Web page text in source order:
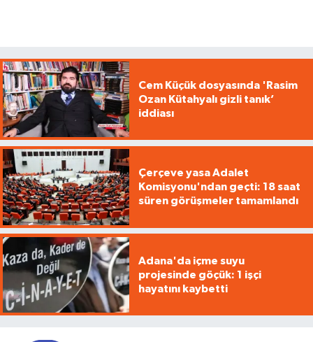
Cem Küçük dosyasında 'Rasim
Ozan Kütahyalı gizli tanık’
iddiası
Çerçeve yasa Adalet
Komisyonu'ndan geçti: 18 saat
süren görüşmeler tamamlandı
Adana'da içme suyu
projesinde göçük: 1 işçi
hayatını kaybetti